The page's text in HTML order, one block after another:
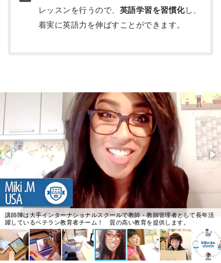
真
集
講師陣は大手インターナショナルスクールで教師・教師管理者として長年活
躍しているベテラン教育者チーム！ 質の高い教育を提供します。
レッスンを行うので、 英語学習を習慣化し、
着実に英語力を伸ばすことができます。